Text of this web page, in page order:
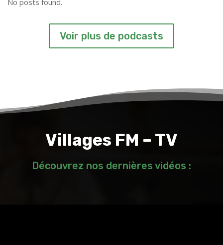
No posts found.
Voir plus de podcasts
Villages FM – TV
Découvrez nos dernières vidéos :